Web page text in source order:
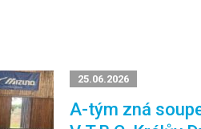
25.06.2026
A-tým zná